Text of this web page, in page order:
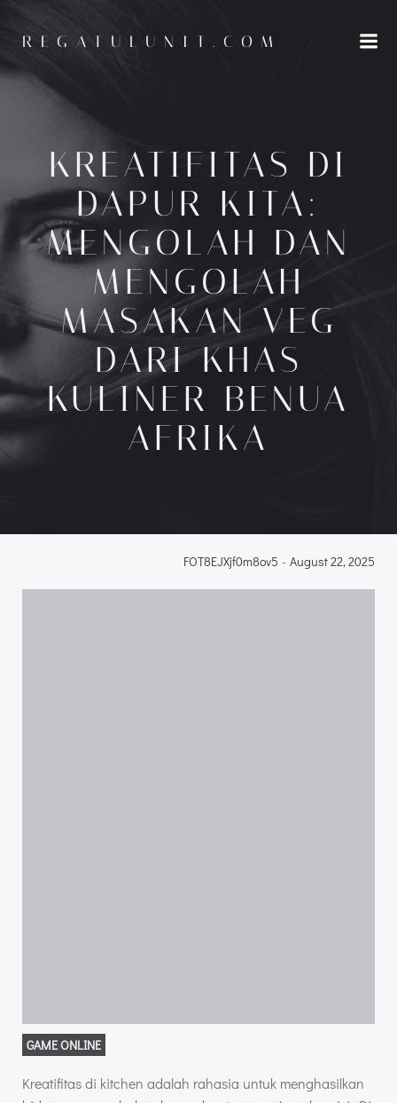
content
REGATULUNIT.COM
KREATIFITAS DI
DAPUR KITA:
MENGOLAH DAN
MENGOLAH
MASAKAN VEG
DARI KHAS
KULINER BENUA
AFRIKA
FOT8EJXjf0m8ov5 - August 22, 2025
GAME ONLINE
Kreatifitas di kitchen adalah rahasia untuk menghasilkan